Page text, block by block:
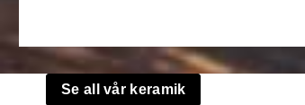
Se all vår keramik